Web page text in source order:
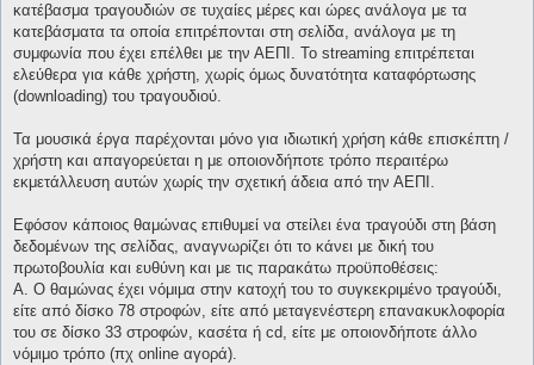
κατέβασμα τραγουδιών σε τυχαίες μέρες και ώρες ανάλογα με τα
κατεβάσματα τα οποία επιτρέπονται στη σελίδα, ανάλογα με τη
συμφωνία που έχει επέλθει με την ΑΕΠΙ. Το streaming επιτρέπεται
ελεύθερα για κάθε χρήστη, χωρίς όμως δυνατότητα καταφόρτωσης
(downloading) του τραγουδιού.
Τα μουσικά έργα παρέχονται μόνο για ιδιωτική χρήση κάθε επισκέπτη /
χρήστη και απαγορεύεται η με οποιονδήποτε τρόπο περαιτέρω
εκμετάλλευση αυτών χωρίς την σχετική άδεια από την ΑΕΠΙ.
Εφόσον κάποιος θαμώνας επιθυμεί να στείλει ένα τραγούδι στη βάση
δεδομένων της σελίδας, αναγνωρίζει ότι το κάνει με δική του
πρωτοβουλία και ευθύνη και με τις παρακάτω προϋποθέσεις:
Α. Ο θαμώνας έχει νόμιμα στην κατοχή του το συγκεκριμένο τραγούδι,
είτε από δίσκο 78 στροφών, είτε από μεταγενέστερη επανακυκλοφορία
του σε δίσκο 33 στροφών, κασέτα ή cd, είτε με οποιονδήποτε άλλο
νόμιμο τρόπο (πχ online αγορά).